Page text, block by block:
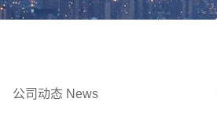
公司动态 News